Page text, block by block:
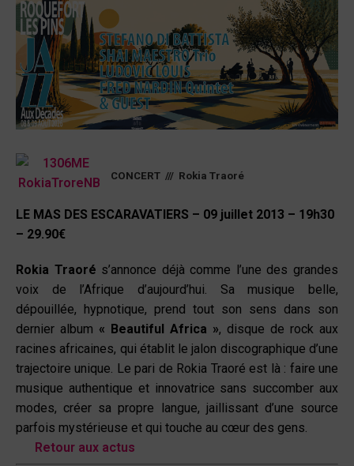
CONCERT /// Rokia Traoré
LE MAS DES ESCARAVATIERS – 09 juillet 2013 – 19h30
– 29.90€
Rokia Traoré s’annonce déjà comme l’une des grandes
voix de l’Afrique d’aujourd’hui. Sa musique belle,
dépouillée, hypnotique, prend tout son sens dans son
dernier album « Beautiful Africa », disque de rock aux
racines africaines, qui établit le jalon discographique d’une
trajectoire unique. Le pari de Rokia Traoré est là : faire une
musique authentique et innovatrice sans succomber aux
modes, créer sa propre langue, jaillissant d’une source
parfois mystérieuse et qui touche au cœur des gens.
Retour aux actus